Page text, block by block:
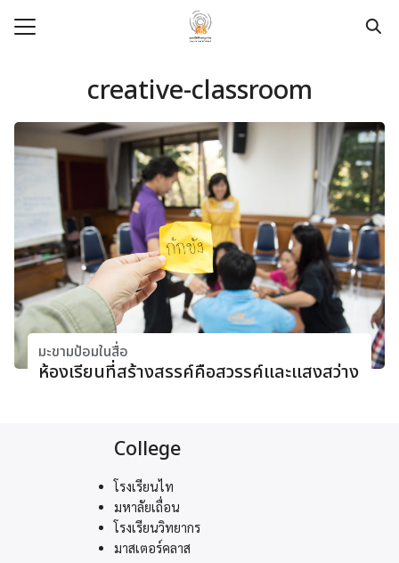
creative-classroom
มะขามป้อมในสื่อ
ห้องเรียนที่สร้างสรรค์คือสวรรค์และแสงสว่าง
College
โรงเรียนไท
มหาลัยเถื่อน
โรงเรียนวิทยากร
มาสเตอร์คลาส